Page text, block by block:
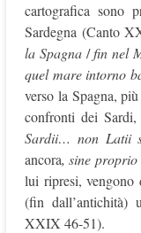
cartografica sono
Sardegna (Canto
la Spagna/fin nel
quel mare intorno
verso la Spagna,
confronti dei
Sardii… non Latii
ancora, sine proprio
lui ripresi, vengono
(fin dall’antichità)
XXIX 46-51).